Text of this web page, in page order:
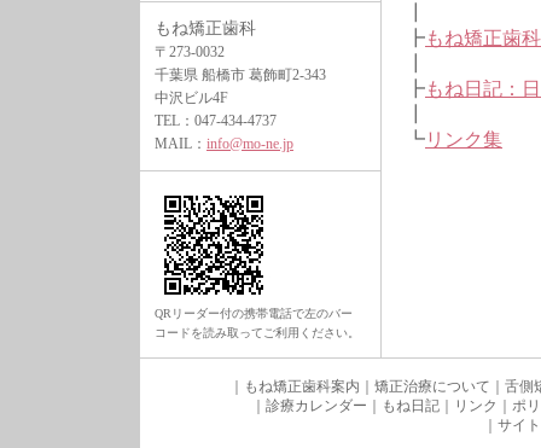
もね矯正歯科
〒273-0032
千葉県 船橋市 葛飾町2-343
中沢ビル4F
TEL：047-434-4737
MAIL： info@mo-ne.jp
QRリーダー付の携帯電話で左のバー
コードを読み取ってご利用ください。
┣もね矯正歯
┣もね日記：
┗リンク集
もね矯正歯科案内 矯正治療について
舌側
診療カレンダー もね日記 リンク
ポ
サイ